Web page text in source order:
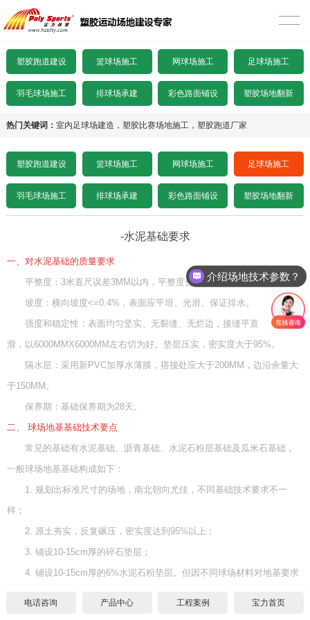
塑胶跑道建设 篮球场施工 网球场施工 足球场施工
羽毛球场施工 排球场承建 彩色路面铺设 塑胶场地翻新
热门关键词： 室内足球场建造 ， 塑胶比赛场地施工， 塑胶跑道厂家
塑胶跑道建设 篮球场施工 网球场施工 足球场施工
羽毛球场施工 排球场承建 彩色路面铺设 塑胶场地翻新
-水泥基础要求
一、对水泥基础的质量要求
平整度：3米直尺误差3MM以内，平整度合格率在95%以上。
坡度：横向坡度<=0.4%，表面应平坦、光滑、保证排水。
强度和稳定性：表面均匀坚实、无裂缝、无烂边，接缝平直 光
滑，以6000MMX6000MM左右切为好。垫层压实，密实度大于95%。
隔水层：采用新PVC加厚水薄膜，搭接处应大于200MM，边沿余量大
于150MM。
保养期：基础保养期为28天。
二、 球场地基基础技术要点
常见的基础有水泥基础、沥青基础、水泥石粉层基础及瓜米石基础，
一般球场地基基础构成如下：
1. 规划出标准尺寸的场地，南北朝向尤佳，不同基础技术要求不一
样；
2. 原土夯实，反复碾压，密实度达到95%以上；
3. 铺设10-15cm厚的碎石垫层；
4. 铺设10-15cm厚的6%水泥石粉垫层。但因不同球场材料对地基要求
首页
混合型塑胶跑道
透气型塑胶跑道
预制型塑胶跑道
施工案例
水泥基础要求
沥青基础要求
招标文件下载
篮球场施工
硅PU篮球场
EPDM颗粒型篮球场
室内木地板篮球场
施工案例
水泥基础要求
沥青基础要求
设计图纸下载
网球场施工
丙烯酸网球场
硅PU网球场
人造草网球场
施工案例
水泥基础要求
招标文件下载
足球场施工
人造草足球场
天然草足球场
悬浮拼装足球场
施工案例
沥青基础要求
设计图纸下载
产品中心
塑胶跑道
塑胶球场
其他场地
彩色路面铺设
施工案例
塑胶场地翻新
施工案例
工程案例
常见问题
施工案例
代理须知
个人申请
联系我们
联系方式
电话咨询 产品中心 工程案例 宝力首页
介绍场地技术参数？